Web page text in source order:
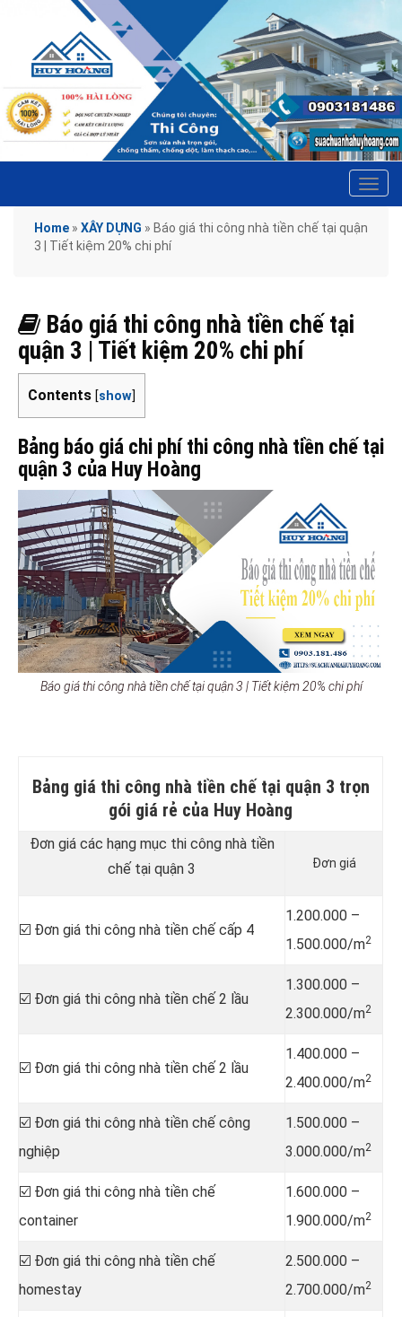
Home » XÂY DỰNG » Báo giá thi công nhà tiền chế tại quận
3 | Tiết kiệm 20% chi phí
Báo giá thi công nhà tiền chế tại
quận 3 | Tiết kiệm 20% chi phí
Contents [show]
Bảng báo giá chi phí thi công nhà tiền chế tại
quận 3 của Huy Hoàng
Báo giá thi công nhà tiền chế tại quận 3 | Tiết kiệm 20% chi phí
Bảng giá thi công nhà tiền chế tại quận 3 trọn
gói giá rẻ của Huy Hoàng
Đơn giá các hạng mục thi công nhà tiền
chế tại quận 3
Đơn giá
☑️ Đơn giá thi công nhà tiền chế cấp 4
1.200.000 –
1.500.000/m2
☑️ Đơn giá thi công nhà tiền chế 2 lầu
1.300.000 –
2.300.000/m2
☑️ Đơn giá thi công nhà tiền chế 2 lầu
1.400.000 –
2.400.000/m2
☑️ Đơn giá thi công nhà tiền chế công
nghiệp
1.500.000 –
3.000.000/m2
☑️ Đơn giá thi công nhà tiền chế
container
1.600.000 –
1.900.000/m2
☑️ Đơn giá thi công nhà tiền chế
homestay
2.500.000 –
2.700.000/m2